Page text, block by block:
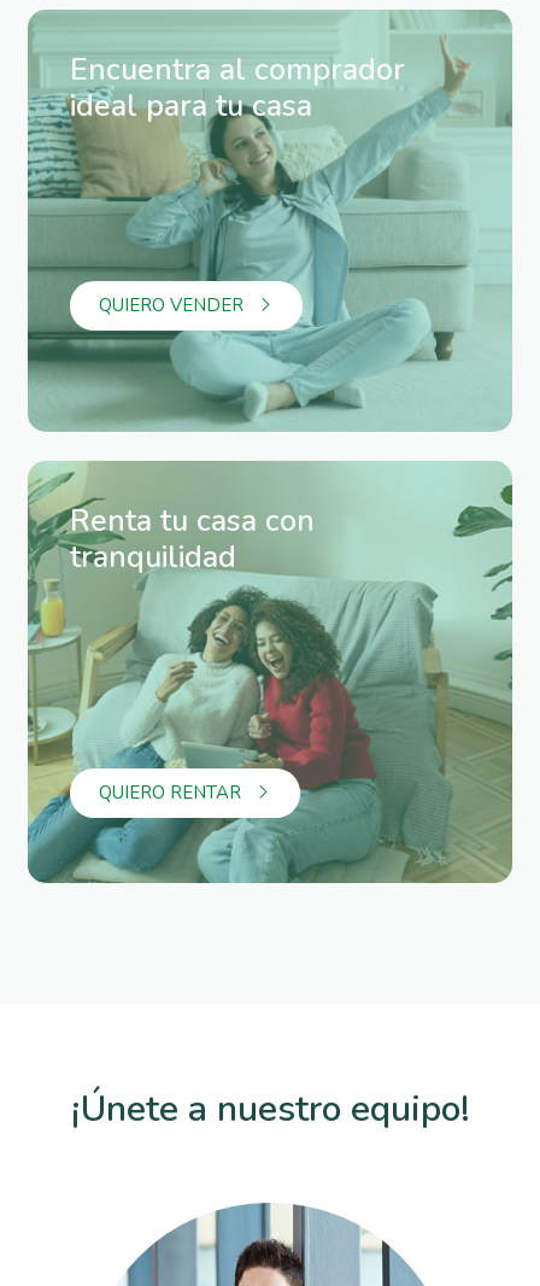
Encuentra al comprador
ideal para tu casa
QUIERO VENDER
Renta tu casa con
tranquilidad
QUIERO RENTAR
¡Únete a nuestro equipo!